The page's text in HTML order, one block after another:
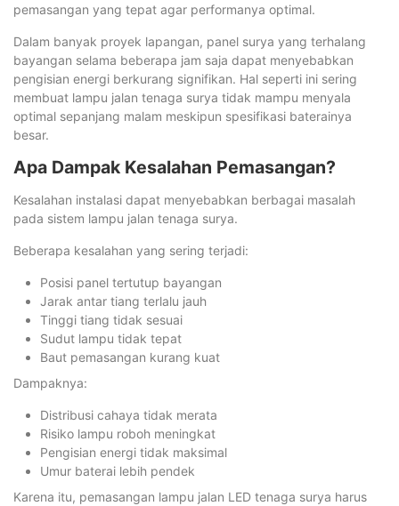
pemasangan yang tepat agar performanya optimal.
Dalam banyak proyek lapangan, panel surya yang terhalang
bayangan selama beberapa jam saja dapat menyebabkan
pengisian energi berkurang signifikan. Hal seperti ini sering
membuat lampu jalan tenaga surya tidak mampu menyala
optimal sepanjang malam meskipun spesifikasi baterainya
besar.
Apa Dampak Kesalahan Pemasangan?
Kesalahan instalasi dapat menyebabkan berbagai masalah
pada sistem lampu jalan tenaga surya.
Beberapa kesalahan yang sering terjadi:
Posisi panel tertutup bayangan
Jarak antar tiang terlalu jauh
Tinggi tiang tidak sesuai
Sudut lampu tidak tepat
Baut pemasangan kurang kuat
Dampaknya:
Distribusi cahaya tidak merata
Risiko lampu roboh meningkat
Pengisian energi tidak maksimal
Umur baterai lebih pendek
Karena itu, pemasangan lampu jalan LED tenaga surya harus